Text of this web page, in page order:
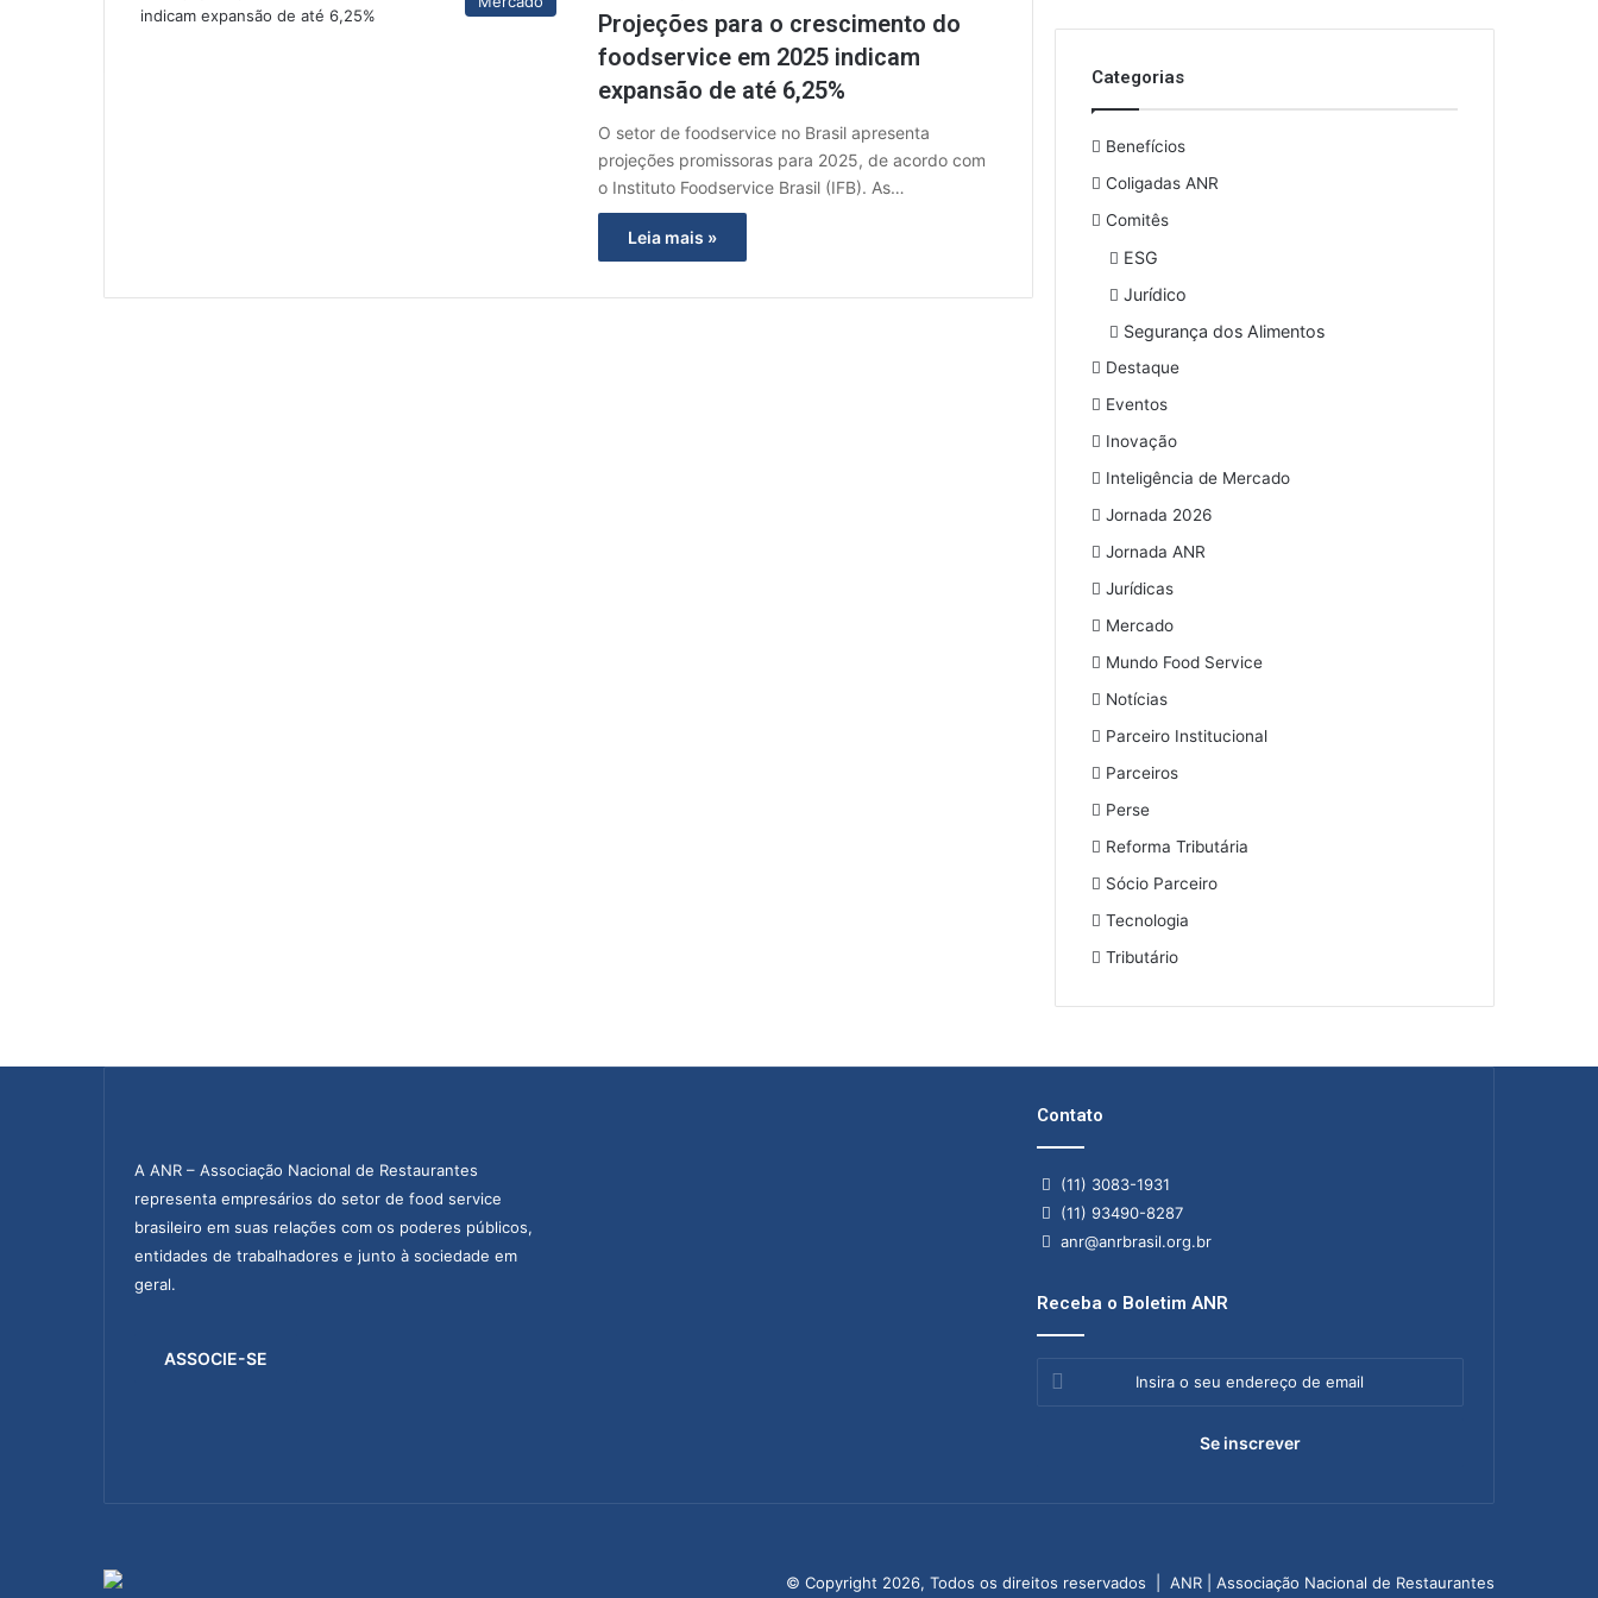
Projeções para o crescimento do
foodservice em 2025 indicam
expansão de até 6,25%
O setor de foodservice no Brasil apresenta
projeções promissoras para 2025, de acordo com
o Instituto Foodservice Brasil (IFB). As…
Leia mais »
s
u
e
d
e
e
a
i
Categorias
Benefícios
Coligadas ANR
Comitês
ESG
Jurídico
Segurança dos Alimentos
Destaque
Eventos
Inovação
Inteligência de Mercado
Jornada 2026
Jornada ANR
Jurídicas
Mercado
Mundo Food Service
Notícias
Parceiro Institucional
Parceiros
Perse
Reforma Tributária
Sócio Parceiro
Tecnologia
Tributário
A ANR – Associação Nacional de Restaurantes
representa empresários do setor de food service
brasileiro em suas relações com os poderes públicos,
entidades de trabalhadores e junto à sociedade em
geral.
ASSOCIE-SE
Contato
(11) 3083-1931
(11) 93490-8287
anr@anrbrasil.org.br
Receba o Boletim ANR
Insira
© Copyright 2026, Todos os direitos reservados | ANR | Associação Nacional de Restaurantes